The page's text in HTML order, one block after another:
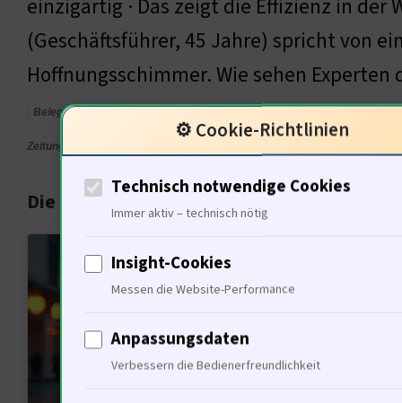
einzigartig · Das zeigt die Effizienz in
(Geschäftsführer, 45 Jahre) spricht von
Hoffnungsschimmer. Wie sehen
Belegstelle <a href="https://finanzanlagentipps.de/die-rueckkehr-von-
Zeitung, Marktanalysen 2025
Die Sicht eines Immobilienexperten auf den
Das
⚙️ Cookie-Richtlinien
Technisch notwendige Cookies
Immer aktiv – technisch nötig
Insight-Cookies
Messen die Website-Performance
Anpassungsdaten
Verbessern die Bedienerfreundlichkeit